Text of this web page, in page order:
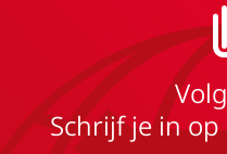
Schrijf je in